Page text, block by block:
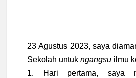
23 Agustus 2023, saya
Sekolah untukngangsu ilmu
1. Hari pertama, saya